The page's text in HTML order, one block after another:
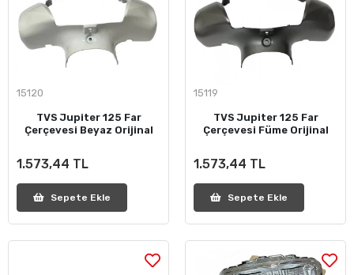
15120
TVS Jupiter 125 Far
Çerçevesi Beyaz Orijinal
1.573,44 TL
Sepete Ekle
15119
TVS Jupiter 125 Far
Çerçevesi Füme Orijinal
1.573,44 TL
Sepete Ekle